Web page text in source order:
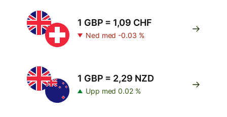
1 GBP = 1,09 CHF
Ned med -0.03 %
1 GBP = 2,29 NZD
Upp med 0.02 %